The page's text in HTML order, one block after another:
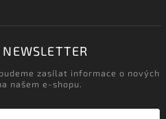
zasílat informace o nových
našem e-shopu.